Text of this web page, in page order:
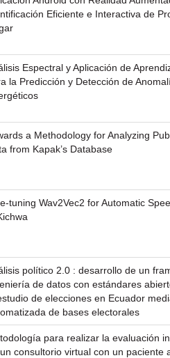
Eficiente e Interactiva de
Espectral y Aplicación de
la Predicción y Detección de
a Methodology for Analyzing
from Kapak’s Database
tuning Wav2Vec2 for Automatic
político 2.0 : desarrollo de un
de datos con estándares
de elecciones en Ecuador
de bases electorales
para realizar la evaluación
consultorio virtual con un paciente